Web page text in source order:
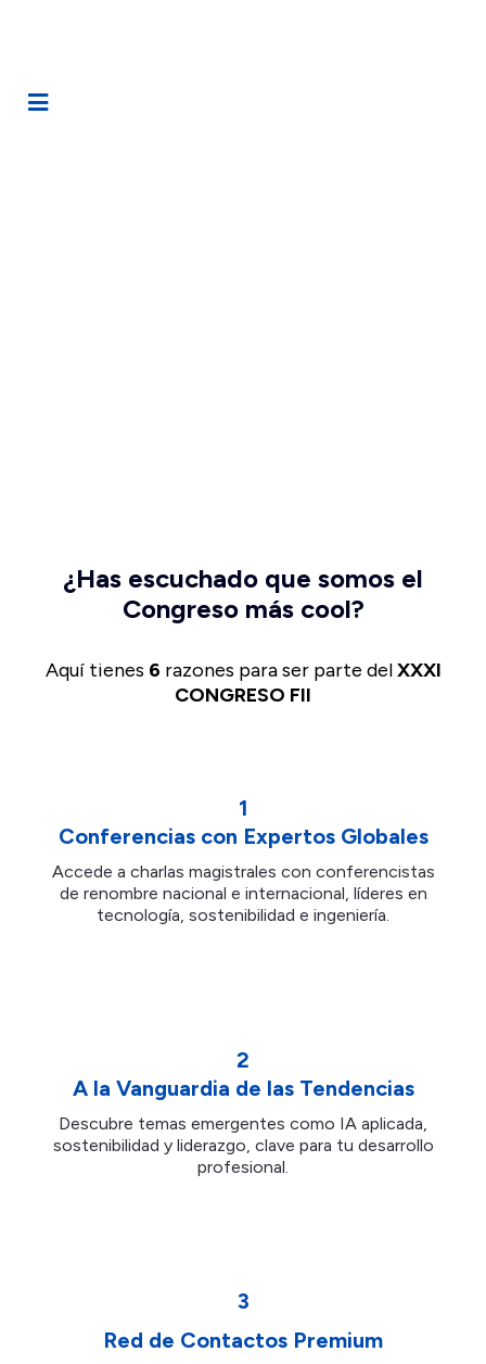
¿Has escuchado que somos el
Congreso más cool?
Aquí tienes 6 razones para ser parte delXXXI
CONGRESO FII
1
Conferencias con Expertos Globales
Accede a charlas magistrales con conferencistas
de renombre nacional e internacional, líderes en
tecnología, sostenibilidad e ingeniería.
2
A la Vanguardia de las Tendencias
Descubre temas emergentes como IA aplicada,
sostenibilidad y liderazgo, clave para tu desarrollo
profesional.
3
Red de Contactos Premium